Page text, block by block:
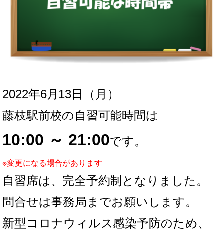
2022年6月13日（月）
藤枝駅前校の自習可能時間は
10:00 ～ 21:00です。
※変更になる場合があります
自習席は、完全予約制となりました。
問合せは事務局までお願いします。
新型コロナウィルス感染予防のため、